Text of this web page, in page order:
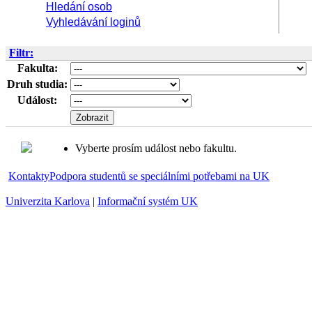
Hledání osob
Vyhledávání loginů
Filtr:
Fakulta:
Druh studia:
Událost:
Vyberte prosím událost nebo fakultu.
KontaktyPodpora studentů se speciálními potřebami na UK
Univerzita Karlova | Informační systém UK